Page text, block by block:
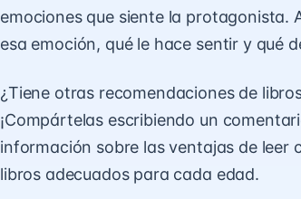
emociones que siente la protagonista.
esa emoción, qué le hace sentir y qué
¿Tiene otras recomendaciones de
¡Compártelas escribiendo un
información sobre las ventajas de leer
libros adecuados para cada edad.